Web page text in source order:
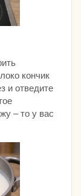
кончик
и отведите
– то у вас